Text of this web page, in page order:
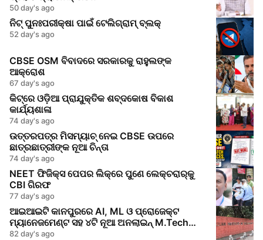
50 day's ago
ନିଟ୍ ପୁନଃପରୀକ୍ଷା ପାଇଁ ଟେଲିଗ୍ରାମ୍ ବ୍ଲକ୍
52 day's ago
CBSE OSM ବିବାଦରେ ସରକାରକୁ ରାହୁଲଙ୍କ
ଆକ୍ରୋଶ
67 day's ago
କିଟ୍‌ରେ ଓଡ଼ିଆ ପ୍ରାଯୁକ୍ତିକ ଶବ୍ଦକୋଷ ବିକାଶ
କାର୍ଯ୍ୟଶାଳା
74 day's ago
ଉତ୍ତରପତ୍ର ମିସମ୍ୟାଚ୍‌ ନେଇ CBSE ଉପରେ
ଛାତ୍ରଛାତ୍ରୀଙ୍କ ନୂଆ ଚିନ୍ତା
74 day's ago
NEET ଫିଜିକ୍ସ ପେପର ଲିକ୍‌ରେ ପୁଣେ ଲେକ୍ଚରାର୍‌କୁ
CBI ଗିରଫ
77 day's ago
ଆଇଆଇଟି କାନପୁରରେ AI, ML ଓ ପ୍ରୋଜେକ୍ଟ
ମ୍ୟାନେଜମେଣ୍ଟ ସହ ୪ଟି ନୂଆ ଅନଲାଇନ୍ M.Tech
କୋର୍ସ ଆରମ୍ଭ
82 day's ago